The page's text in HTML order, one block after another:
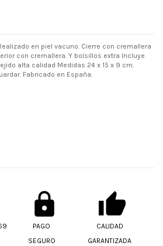
en piel vacuno. Cierre con cremallera
con cremallera. Y bolsillos extra Incluye
alta calidad Medidas 24 x 15 x 9 cm.
Fabricado en España.
PAGO
SEGURO
CALIDAD
GARANTIZADA